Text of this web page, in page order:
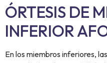
ÓRTESIS DE
INFERIOR
En los miembros inferiores,